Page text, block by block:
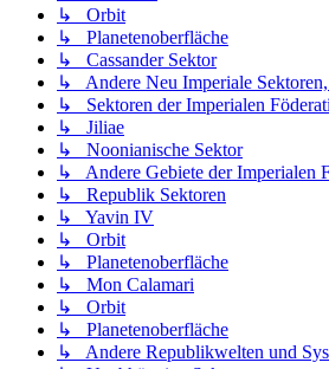
↳ Orbit
↳ Planetenoberfläche
↳ Cassander Sektor
↳ Andere Neu Imperiale Sektoren,
↳ Sektoren der Imperialen
↳ Jiliae
↳ Noonianische Sektor
↳ Andere Gebiete der Imperialen
↳ Republik Sektoren
↳ Yavin IV
↳ Orbit
↳ Planetenoberfläche
↳ Mon Calamari
↳ Orbit
↳ Planetenoberfläche
↳ Andere Republikwelten und